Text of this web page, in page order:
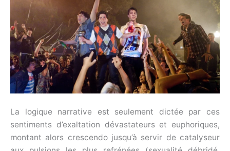
La logique narrative est seulement dictée par ces
sentiments d’exaltation dévastateurs et euphoriques,
montant alors crescendo jusqu’à servir de catalyseur